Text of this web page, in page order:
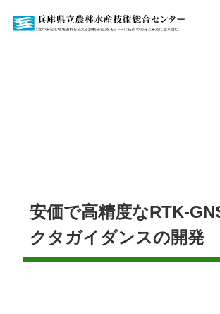
安価で高精度なRTK-
クタガイダンスの開発